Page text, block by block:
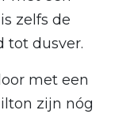
zelfs de
tot dusver.
met een
zijn nóg